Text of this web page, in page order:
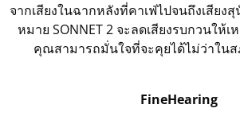
จากเสียงในฉากหลังที่คาเฟ่ไปจนถึงเสียง
หมาย SONNET 2 จะลดเสียงรบกวนให้
คุณสามารถมั่นใจที่จะคุยได้ไม่ว่าใน
FineHearing